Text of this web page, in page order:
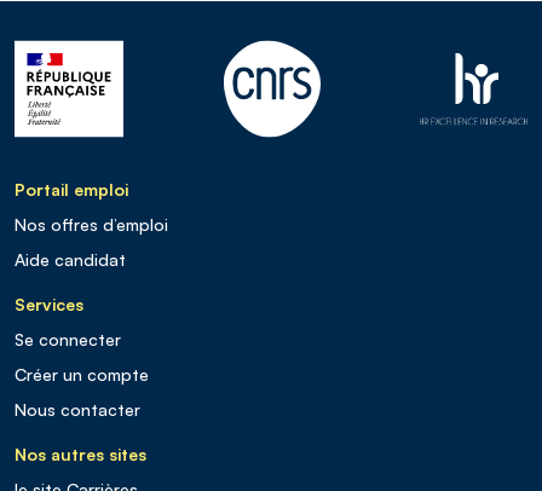
Portail emploi
Nos offres d’emploi
Aide candidat
Services
Se connecter
Créer un compte
Nous contacter
Nos autres sites